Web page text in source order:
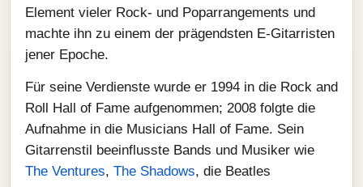
Element vieler Rock‑ und Poparrangements und
machte ihn zu einem der prägendsten E‑Gitarristen
jener Epoche.
Für seine Verdienste wurde er 1994 in die Rock and
Roll Hall of Fame aufgenommen; 2008 folgte die
Aufnahme in die Musicians Hall of Fame. Sein
Gitarrenstil beeinflusste Bands und Musiker wie
The Ventures, The Shadows, die Beatles